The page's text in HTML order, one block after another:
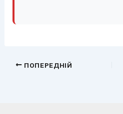
ПОПЕРЕДНІЙ